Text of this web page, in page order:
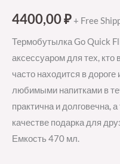
4400,00₽+ Free
Термобутылка Go Quick
аксессуаром для тех, кто
часто находится в
любимыми напитками в
практична и долговечна,
качестве подарка для
Емкость 470 мл.